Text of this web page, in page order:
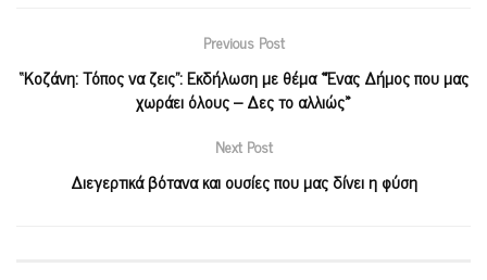
Previous Post
“Κοζάνη: Τόπος να ζεις”: Εκδήλωση με θέμα «Ένας Δήμος που μας
χωράει όλους – Δες το αλλιώς»
Next Post
Διεγερτικά βότανα και ουσίες που μας δίνει η φύση